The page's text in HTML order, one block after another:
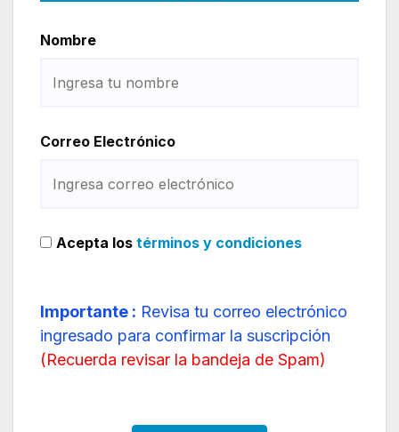
Nombre
Correo Electrónico
Acepta los términos y condiciones
Importante : Revisa tu correo electrónico
ingresado para confirmar la suscripción
(Recuerda revisar la bandeja de Spam)